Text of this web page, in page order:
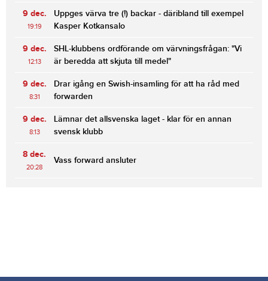
9 dec.
19:19
Uppges värva tre (!) backar - däribland till exempel
Kasper Kotkansalo
9 dec.
12:13
SHL-klubbens ordförande om värvningsfrågan: "Vi
är beredda att skjuta till medel"
9 dec.
8:31
Drar igång en Swish-insamling för att ha råd med
forwarden
9 dec.
8:13
Lämnar det allsvenska laget - klar för en annan
svensk klubb
8 dec.
20:28
Vass forward ansluter